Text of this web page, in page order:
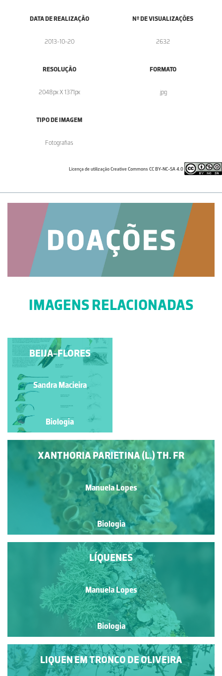
DATA DE REALIZAÇÃO
2013-10-20
Nº DE VISUALIZAÇÕES
2632
RESOLUÇÃO
2048px X 1371px
FORMATO
.jpg
TIPO DE IMAGEM
Fotografias
Licença de utilização Creative Commons CC BY-NC-SA 4.0
IMAGENS RELACIONADAS
MODOS DE
REPRODUÇÃO EM
LÍQUENES
Vera Oliveira
Biologia
XANTHORIA PARIETINA (L.) TH. FR
Manuela Lopes
Biologia
LÍQUENES
Manuela Lopes
Biologia
LIQUEN EM TRONCO DE OLIVEIRA
BEIJA-FLORES
Sandra Macieira
Biologia